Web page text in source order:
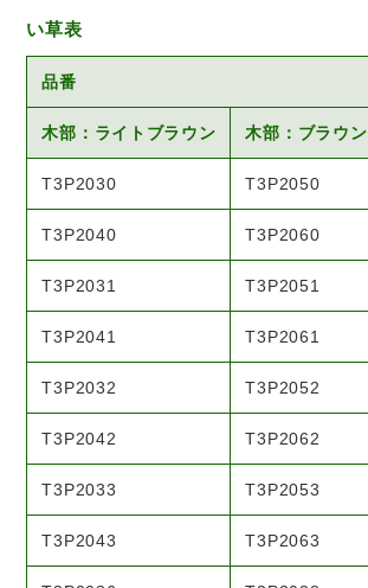
い草表
品番
木部：ライトブラウン 木部：ブラウン
T3P2030
T3P2050
T3P2040
T3P2060
T3P2031
T3P2051
T3P2041
T3P2061
T3P2032
T3P2052
T3P2042
T3P2062
T3P2033
T3P2053
T3P2043
T3P2063